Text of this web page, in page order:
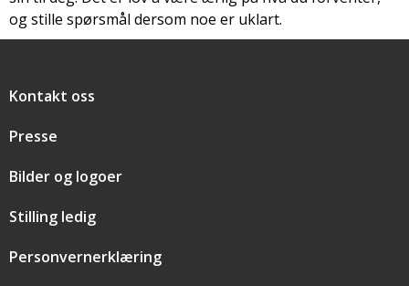
og stille spørsmål dersom noe er uklart.
Snarveier
Kontakt oss
Presse
Bilder og logoer
Stilling ledig
Personvernerklæring